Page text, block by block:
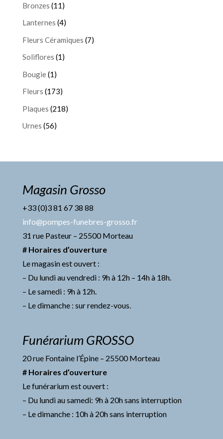
Bronzes (11)
Lanternes (4)
Fleurs Céramiques (7)
Soliflores (1)
Bougie(1)
Fleurs (173)
Plaques (218)
Urnes (56)
Magasin Grosso
+33 (0)3 81 67 38 88
info@pompes-funebres-grosso.fr
31 rue Pasteur – 25500 Morteau
# Horaires d’ouverture
Le magasin est ouvert :
– Du lundi au vendredi : 9h à 12h – 14h à 18h.
– Le samedi : 9h à 12h.
– Le dimanche : sur rendez-vous.
Funérarium GROSSO
20 rue Fontaine l’Épine – 25500 Morteau
# Horaires d’ouverture
Le funérarium est ouvert :
– Du lundi au samedi: 9h à 20h sans interruption
– Le dimanche : 10h à 20h sans interruption